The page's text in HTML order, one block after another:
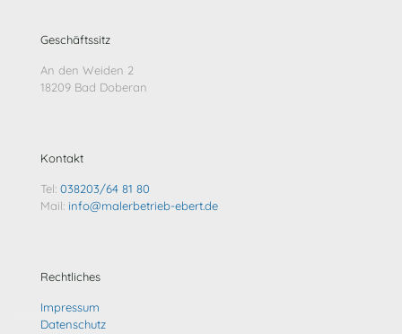
Geschäftssitz
An den Weiden 2
18209 Bad Doberan
Kontakt
Tel: 038203/64 81 80
Mail: info@malerbetrieb-ebert.de
Rechtliches
Impressum
Datenschutz